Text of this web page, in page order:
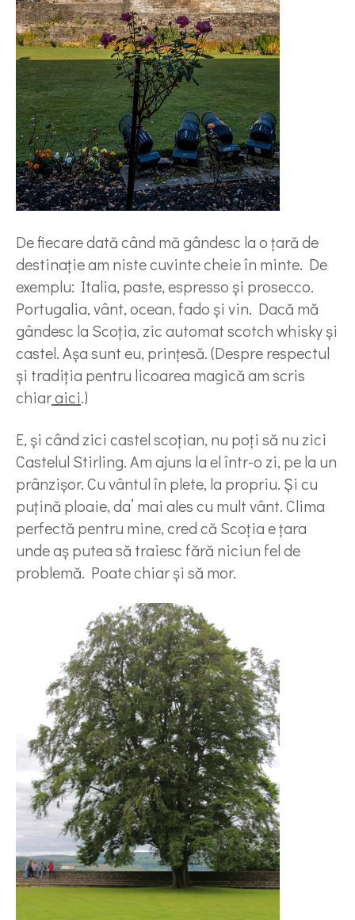
De fiecare dată când mă gândesc la o țară de
destinație am niste cuvinte cheie în minte. De
exemplu: Italia, paste, espresso și prosecco.
Portugalia, vânt, ocean, fado și vin. Dacă mă
gândesc la Scoția, zic automat scotch whisky și
castel. Așa sunt eu, prințesă. (Despre respectul
și tradiția pentru licoarea magică am scris
chiaraici.)
E, și când zici castel scoțian, nu poți să nu zici
Castelul Stirling. Am ajuns la el într-o zi, pe la un
prânzișor. Cu vântul în plete, la propriu. Și cu
puțină ploaie, da’ mai ales cu mult vânt. Clima
perfectă pentru mine, cred că Scoția e țara
unde aș putea să traiesc fără niciun fel de
problemă. Poate chiar și să mor.